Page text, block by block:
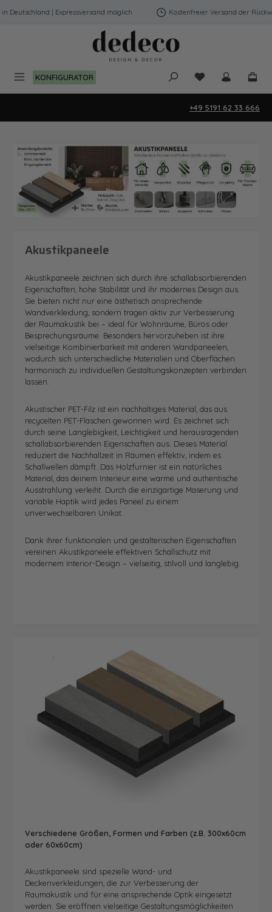
Zum Hauptinhalt springen
| Expressversand möglich Kostenfreier Versand der
KONFIGURATOR Du hast 0
+49 5191 62 33 666
Akustikpaneele
Akustikpaneele zeichnen sich durch ihre schallabsorbierenden
Eigenschaften, hohe Stabilität und ihr modernes Design aus.
Sie bieten nicht nur eine ästhetisch ansprechende
Wandverkleidung, sondern tragen aktiv zur Verbesserung
der Raumakustik bei – ideal für Wohnräume, Büros oder
Besprechungsräume. Besonders hervorzuheben ist ihre
vielseitige Kombinierbarkeit mit anderen Wandpaneelen,
wodurch sich unterschiedliche Materialien und Oberflächen
harmonisch zu individuellen Gestaltungskonzepten verbinden
lassen.
Akustischer PET-Filz ist ein nachhaltiges Material, das aus
recycelten PET-Flaschen gewonnen wird. Es zeichnet sich
durch seine Langlebigkeit, Leichtigkeit und herausragenden
schallabsorbierenden Eigenschaften aus. Dieses Material
reduziert die Nachhallzeit in Räumen effektiv, indem es
Schallwellen dämpft. Das Holzfurnier ist ein natürliches
Material, das deinem Interieur eine warme und authentische
Ausstrahlung verleiht. Durch die einzigartige Maserung und
variable Haptik wird jedes Paneel zu einem
unverwechselbaren Unikat.
Dank ihrer funktionalen und gestalterischen Eigenschaften
vereinen Akustikpaneele effektiven Schallschutz mit
modernem Interior-Design – vielseitig, stilvoll und langlebig.
Verschiedene Größen, Formen und Farben (z.B. 300x60cm
oder 60x60cm)
Akustikpaneele sind spezielle Wand- und
Deckenverkleidungen, die zur Verbesserung der
Raumakustik und für eine ansprechende Optik eingesetzt
werden. Sie eröffnen vielseitige Gestaltungsmöglichkeiten